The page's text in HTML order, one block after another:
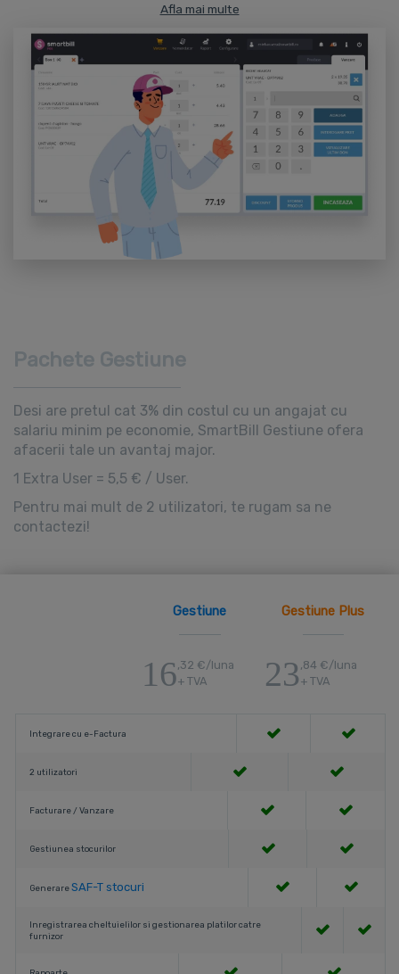
Afla mai multe
Pachete Gestiune
Desi are pretul cat 3% din costul cu un angajat cu
salariu minim pe economie, SmartBill Gestiune ofera
afacerii tale un avantaj major.
1 Extra User = 5,5 € / User.
Pentru mai mult de 2 utilizatori, te rugam sa ne
contactezi!
Gestiune
16,32 €/luna
+ TVA
Gestiune Plus
23 ,84 €/luna
+ TVA
Integrare cu e-Factura
2 utilizatori
Facturare / Vanzare
Gestiunea stocurilor
GenerareSAF-T stocuri
Inregistrarea cheltuielilor si gestionarea platilor catre
furnizor